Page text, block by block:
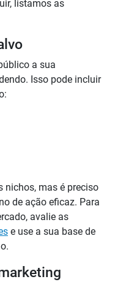
listamos as
a sua
Isso pode incluir
nichos, mas é preciso
de ação eficaz. Para
avalie as
e use a sua base de